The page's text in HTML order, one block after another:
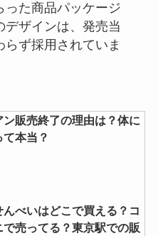
った商品パッケージ
デザインは、発売当
ず採用されていま
ン販売終了の理由は？体に
て本当？
んべいはどこで買える？コ
で売ってる？東京駅での販